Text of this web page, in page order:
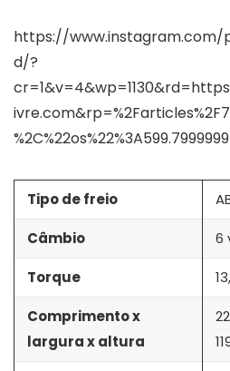
https://www.instagram.com/
d/?
Tipo de freio
Câmbio 6
Torque
Comprimento x
largura x altura